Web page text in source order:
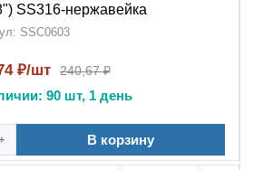
качества обработки
фиксации соединения
SS316-нержавейка
SSC0603
₽/шт 240,67 ₽
90 шт, 1 день
В корзину